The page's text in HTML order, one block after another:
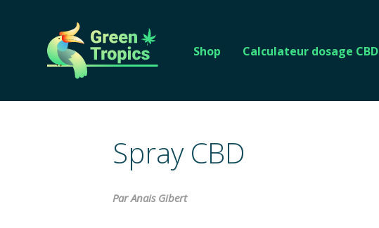
Shop Calculateur dosage CBD
Spray CBD
Par Anais Gibert